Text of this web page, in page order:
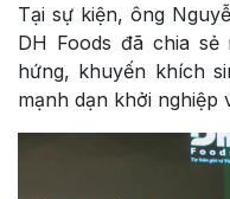
Tại sự kiện, ông
DH Foods đã chia
hứng, khuyến khích
mạnh dạn khởi nghiệp